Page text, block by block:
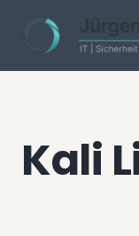
content
Kali